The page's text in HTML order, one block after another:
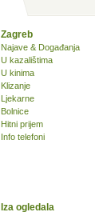
Zagreb
Najave & Događanja
U kazalištima
U kinima
Klizanje
Ljekarne
Bolnice
Hitni prijem
Info telefoni
Iza ogledala